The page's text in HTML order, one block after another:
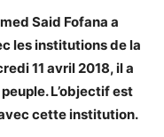
Said Fofana a
les institutions de la
11 avril 2018, il a
L’objectif est
cette institution.